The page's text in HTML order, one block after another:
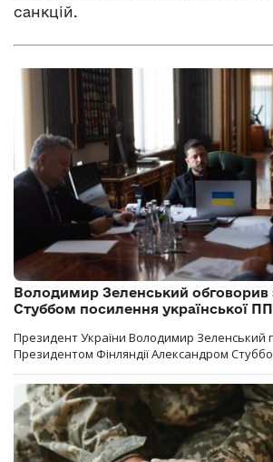
санкцій.
Володимир Зеленський
Стуббом посилення української
Президент України Володимир Зеленський
Президентом Фінляндії Александром